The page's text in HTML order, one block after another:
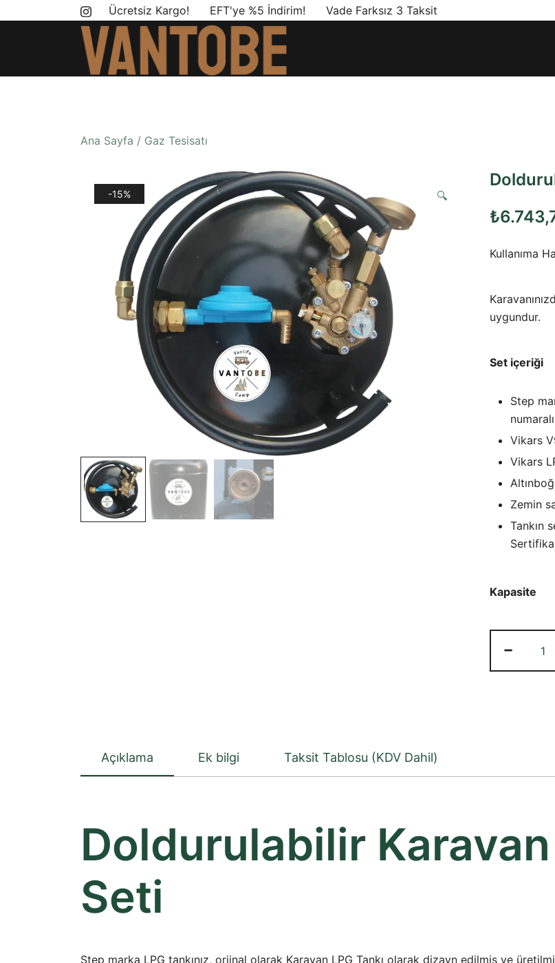
Ücretsiz Kargo! EFT'ye %5 İndirim! Vade Farksız 3 Taksit
Ana Sayfa / Gaz Tesisatı
-15% 🔍
₺
Kullanıma
uygundur.
Set içeriği
Step
Vikars
Vikars
Zemin
Tankın
Kapasite
-
Açıklama Ek bilgi Taksit Tablosu (KDV Dahil)
Doldurulabilir Karavan
Seti
Step marka LPG tankınız, orjinal olarak Karavan LPG Tankı olarak dizayn edilmiş ve